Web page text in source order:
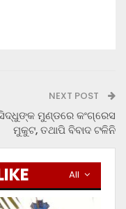
NEXT POST
ମୁଣ୍ଡରେ କଂଗ୍ରେସ
ମୁକୁଟ, ତଥାପି ବିବାଦ ଟଳିନି
All